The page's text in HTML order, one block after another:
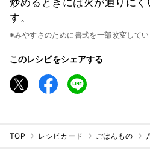
す。
※みやすさのために書式を一部改変してい
このレシピをシェアする
TOP レシピカード ごはんもの